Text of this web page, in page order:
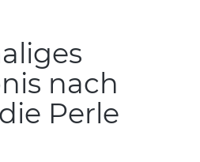
nach
Perle